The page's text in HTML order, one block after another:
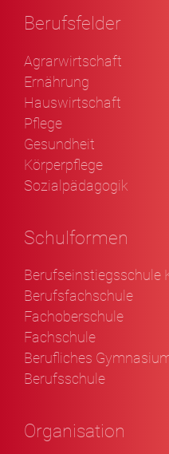
Berufsfelder
Agrarwirtschaft
Ernährung
Hauswirtschaft
Pflege
Gesundheit
Körperpflege
Sozialpädagogik
Schulformen
Berufseinstiegsschule
Berufsfachschule
Fachoberschule
Fachschule
Berufliches
Berufsschule
Organisation